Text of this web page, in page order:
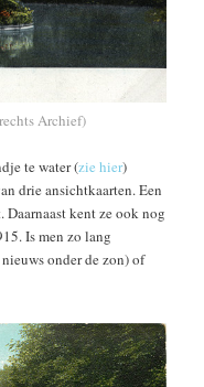
Archief)
te water (zie hier)
drie ansichtkaarten. Een
kent ze ook nog
Is men zo lang
onder de zon) of